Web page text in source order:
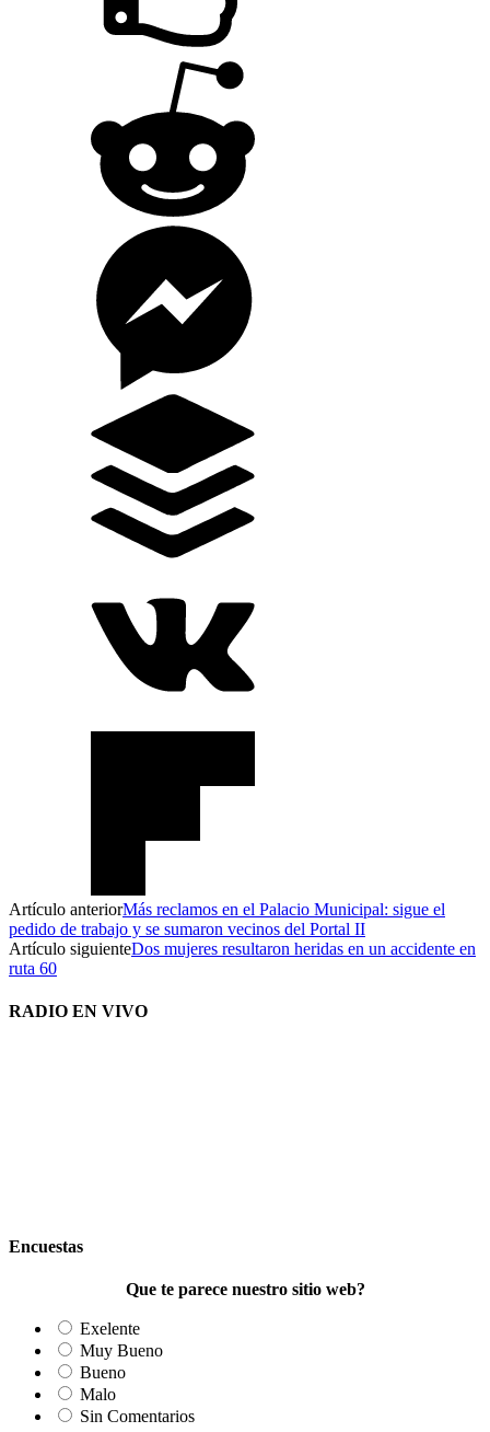
Artículo anteriorMás reclamos en el Palacio Municipal: sigue el
pedido de trabajo y se sumaron vecinos del Portal II
Artículo siguienteDos mujeres resultaron heridas en un accidente en
ruta 60
RADIO EN VIVO
Encuestas
Que te parece nuestro sitio web?
Exelente
Muy Bueno
Bueno
Malo
Sin Comentarios